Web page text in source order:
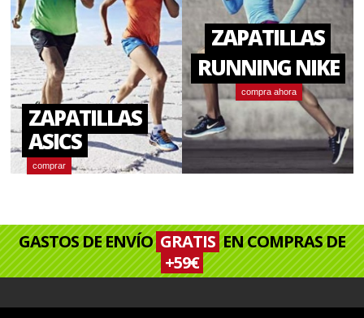
ZAPATILLAS
ASICS
comprar
ZAPATILLAS
RUNNING NIKE
compra ahora
GASTOS DE ENVÍO GRATISEN COMPRAS DE
+59€